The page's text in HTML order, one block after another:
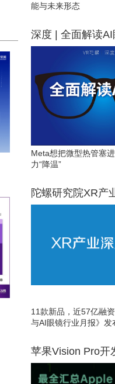
能与未来形态
深度 | 全面解读AI
Meta想把微型热管塞
力“降温”
陀螺研究院XR产
11款新品，近57亿融
与AI眼镜行业月报》发
苹果Vision Pro开